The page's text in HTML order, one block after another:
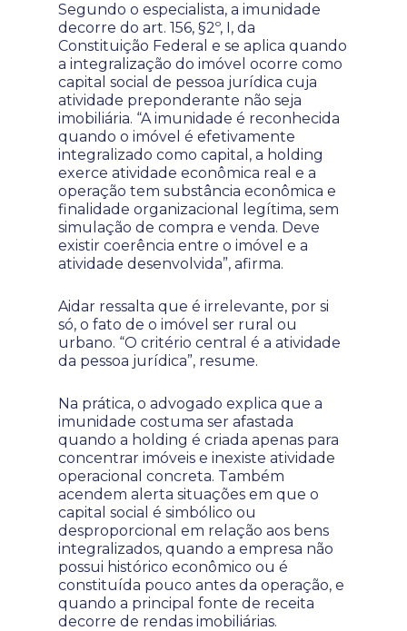
Segundo o especialista, a imunidade
decorre do art. 156, §2º, I, da
Constituição Federal e se aplica quando
a integralização do imóvel ocorre como
capital social de pessoa jurídica cuja
atividade preponderante não seja
imobiliária. “A imunidade é reconhecida
quando o imóvel é efetivamente
integralizado como capital, a holding
exerce atividade econômica real e a
operação tem substância econômica e
finalidade organizacional legítima, sem
simulação de compra e venda. Deve
existir coerência entre o imóvel e a
atividade desenvolvida”, afirma.
Aidar ressalta que é irrelevante, por si
só, o fato de o imóvel ser rural ou
urbano. “O critério central é a atividade
da pessoa jurídica”, resume.
Na prática, o advogado explica que a
imunidade costuma ser afastada
quando a holding é criada apenas para
concentrar imóveis e inexiste atividade
operacional concreta. Também
acendem alerta situações em que o
capital social é simbólico ou
desproporcional em relação aos bens
integralizados, quando a empresa não
possui histórico econômico ou é
constituída pouco antes da operação, e
quando a principal fonte de receita
decorre de rendas imobiliárias.